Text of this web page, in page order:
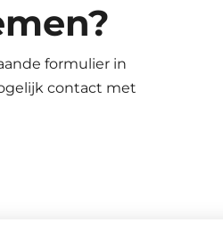
formulier in
contact met